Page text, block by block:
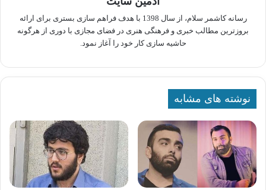
رسانه کاشمر سلام، از سال 1398 با هدف فراهم سازی بستری برای ارائه
بروزترین مطالب خبری و فرهنگی هنری در فضای مجازی با دوری از هرگونه
حاشیه سازی کار خود را آغاز نمود.
نوشته های مشابه